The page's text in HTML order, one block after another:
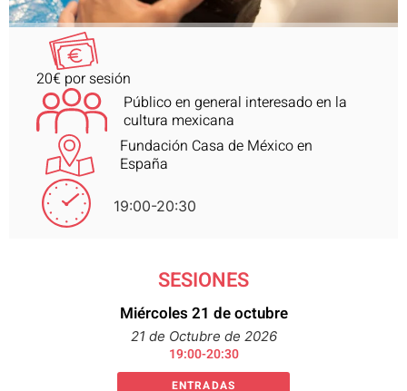
20€ por sesión
Público en general interesado en la
cultura mexicana
Fundación Casa de México en
España
19:00-20:30
SESIONES
Miércoles 21 de octubre
21 de Octubre de 2026
19:00-20:30
ENTRADAS